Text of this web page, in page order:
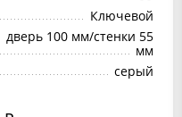
Ключевой
дверь 100 мм/стенки 55
мм
серый